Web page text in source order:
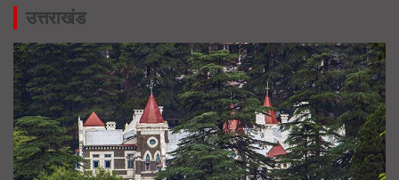
उत्तराखंड